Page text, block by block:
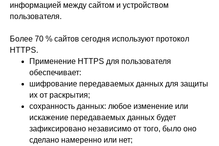
информацией между сайтом и устройством
пользователя.
Более 70 % сайтов сегодня используют протокол
HTTPS.
Применение HTTPS для пользователя
обеспечивает:
шифрование передаваемых данных для защиты
их от раскрытия;
сохранность данных: любое изменение или
искажение передаваемых данных будет
зафиксировано независимо от того, было оно
сделано намеренно или нет;